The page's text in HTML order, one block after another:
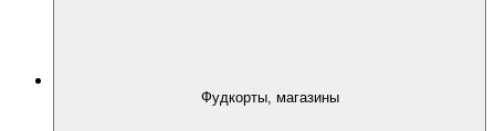
Фудкорты, магазины